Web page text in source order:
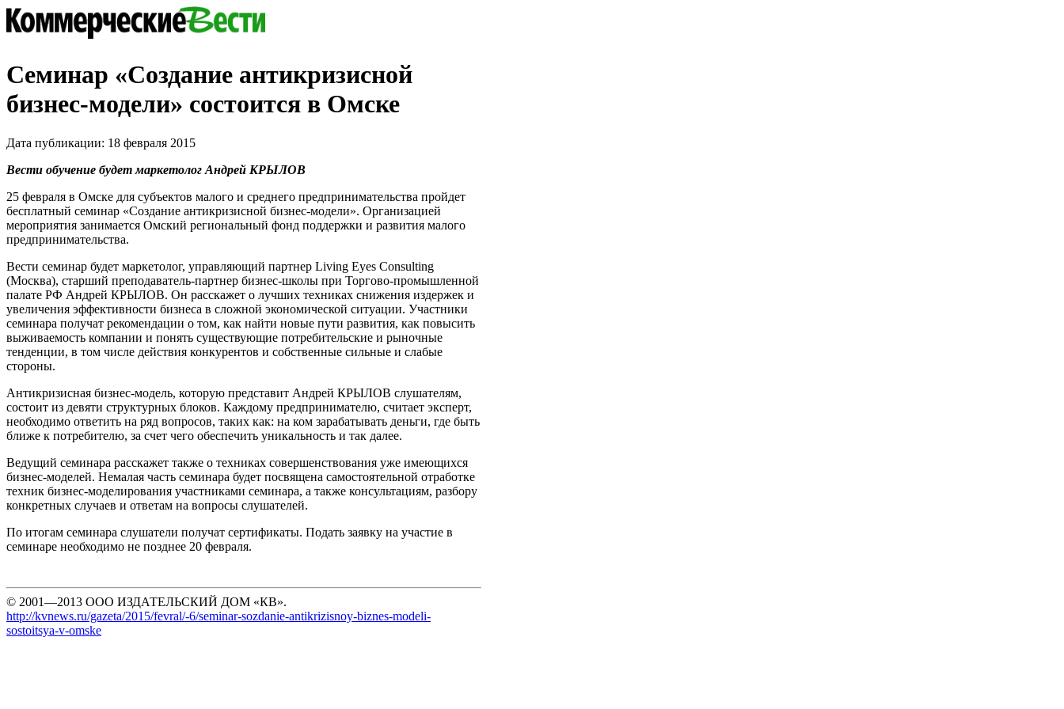
Семинар «Создание антикризисной
бизнес-модели» состоится в Омске
Дата публикации: 18 февраля 2015
Вести обучение будет маркетолог Андрей КРЫЛОВ
25 февраля в Омске для субъектов малого и среднего предпринимательства пройдет
бесплатный семинар «Создание антикризисной бизнес-модели». Организацией
мероприятия занимается Омский региональный фонд поддержки и развития малого
предпринимательства.
Вести семинар будет маркетолог, управляющий партнер Living Eyes Consulting
(Москва), старший преподаватель-партнер бизнес-школы при Торгово-промышленной
палате РФ Андрей КРЫЛОВ. Он расскажет о лучших техниках снижения издержек и
увеличения эффективности бизнеса в сложной экономической ситуации. Участники
семинара получат рекомендации о том, как найти новые пути развития, как повысить
выживаемость компании и понять существующие потребительские и рыночные
тенденции, в том числе действия конкурентов и собственные сильные и слабые
стороны.
Антикризисная бизнес-модель, которую представит Андрей КРЫЛОВ слушателям,
состоит из девяти структурных блоков. Каждому предпринимателю, считает эксперт,
необходимо ответить на ряд вопросов, таких как: на ком зарабатывать деньги, где быть
ближе к потребителю, за счет чего обеспечить уникальность и так далее.
Ведущий семинара расскажет также о техниках совершенствования уже имеющихся
бизнес-моделей. Немалая часть семинара будет посвящена самостоятельной отработке
техник бизнес-моделирования участниками семинара, а также консультациям, разбору
конкретных случаев и ответам на вопросы слушателей.
По итогам семинара слушатели получат сертификаты. Подать заявку на участие в
семинаре необходимо не позднее 20 февраля.
© 2001—2013 ООО ИЗДАТЕЛЬСКИЙ ДОМ «КВ».
http://kvnews.ru/gazeta/2015/fevral/-6/seminar-sozdanie-antikrizisnoy-biznes-modeli-
sostoitsya-v-omske